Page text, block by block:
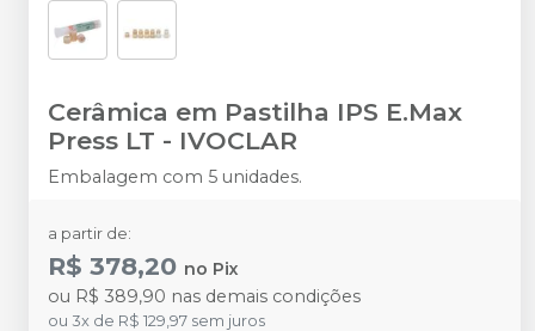
Cerâmica em Pastilha IPS E.Max
Press LT - IVOCLAR
Embalagem com 5 unidades.
a partir de:
R$ 378,20 no Pix
ou R$ 389,90 nas demais condições
ou 3x de R$ 129,97 sem juros